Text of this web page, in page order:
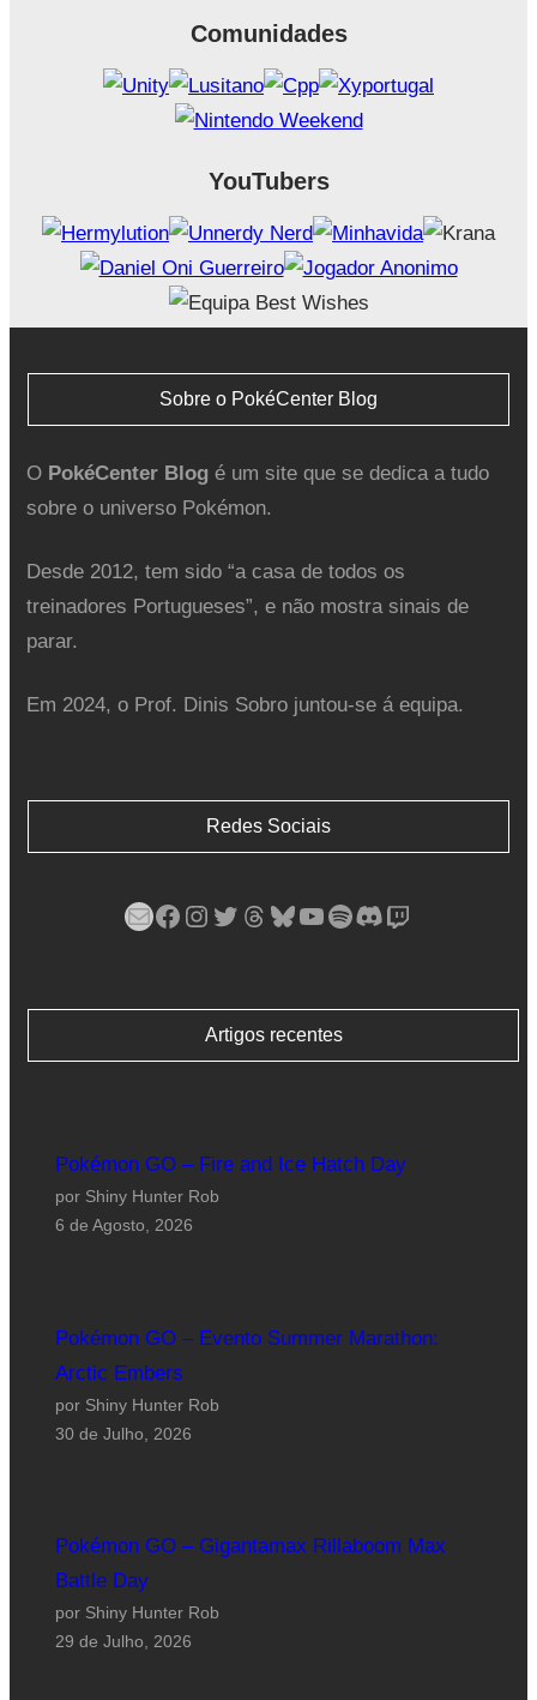
Comunidades
YouTubers
Sobre o PokéCenter Blog
O PokéCenter Blogé um site que se dedica a tudo
sobre o universo Pokémon.
Desde 2012, tem sido “a casa de todos os
treinadores Portugueses”, e não mostra sinais de
parar.
Em 2024, o Prof. Dinis Sobro juntou-se á equipa.
Redes Sociais
Mail Facebook Instagram Twitter Threads Bluesky YouTube Spotify Discord Twitch
Artigos recentes
Pokémon GO – Fire and Ice Hatch Day
por Shiny Hunter Rob
6 de Agosto, 2026
Pokémon GO – Evento Summer Marathon:
Arctic Embers
por Shiny Hunter Rob
30 de Julho, 2026
Pokémon GO – Gigantamax Rillaboom Max
Battle Day
por Shiny Hunter Rob
29 de Julho, 2026